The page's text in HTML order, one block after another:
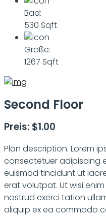
Bad:
530 Sqft
Größe:
1267 Sqft
Second Floor
Preis: $1.00
Plan description. Lorem
consectetuer adipiscing
euismod tincidunt ut
erat volutpat. Ut wisi
nostrud exerci tation
aliquip ex ea commodo